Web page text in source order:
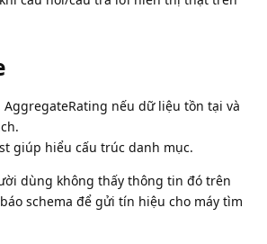
AggregateRating nếu dữ liệu tồn tại và
giúp hiểu cấu trúc danh mục.
dùng không thấy thông tin đó trên
schema để gửi tín hiệu cho máy tìm